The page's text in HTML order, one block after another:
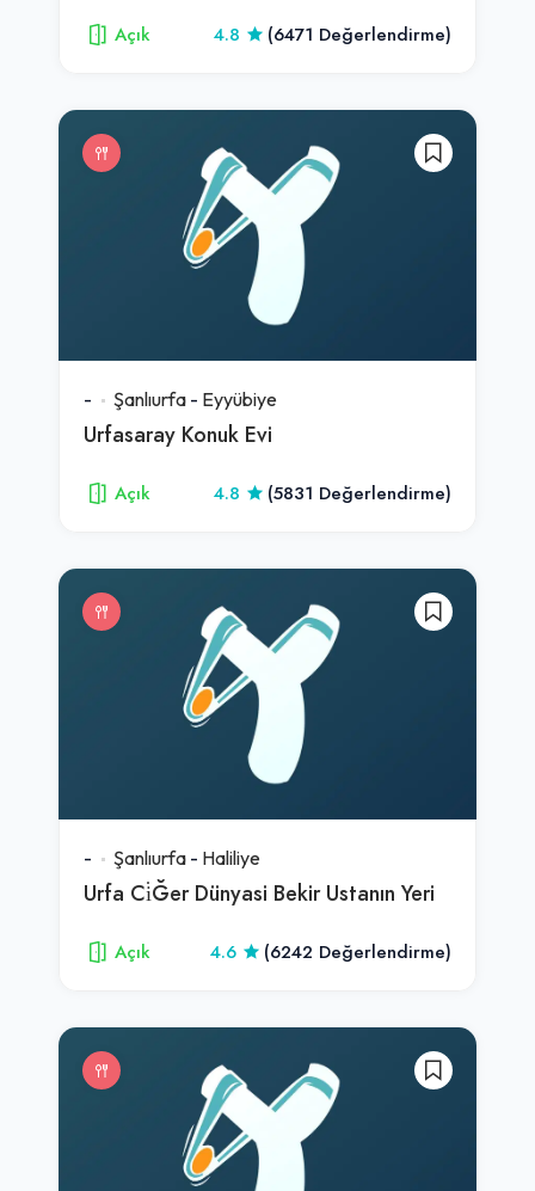
Açık 4.8 (6471 Değerlendirme)
- Şanlıurfa - Eyyübiye
Urfasaray Konuk Evi
Açık 4.8 (5831 Değerlendirme)
- Şanlıurfa - Haliliye
Urfa Ci̇Ğer Dünyasi Bekir Ustanın Yeri
Açık 4.6 (6242 Değerlendirme)